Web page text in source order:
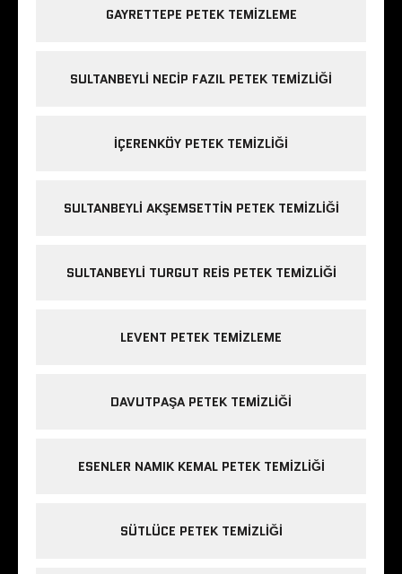
GAYRETTEPE PETEK TEMIZLEME
SULTANBEYLI NECIP FAZIL PETEK TEMIZLIĞI
IÇERENKÖY PETEK TEMIZLIĞI
SULTANBEYLI AKŞEMSETTIN PETEK TEMIZLIĞI
SULTANBEYLI TURGUT REIS PETEK TEMIZLIĞI
LEVENT PETEK TEMIZLEME
DAVUTPAŞA PETEK TEMIZLIĞI
ESENLER NAMIK KEMAL PETEK TEMIZLIĞI
SÜTLÜCE PETEK TEMIZLIĞI